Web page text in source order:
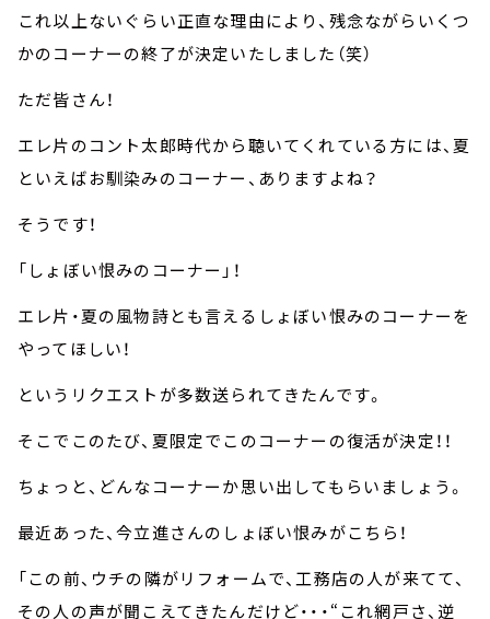
これ以上ないぐらい正直な理由により、残念ながらいくつ
かのコーナーの終了が決定いたしました（笑）
ただ皆さん！
エレ片のコント太郎時代から聴いてくれている方には、夏
といえばお馴染みのコーナー、ありますよね？
そうです！
「しょぼい恨みのコーナー」！
エレ片・夏の風物詩とも言えるしょぼい恨みのコーナーを
やってほしい！
というリクエストが多数送られてきたんです。
そこでこのたび、夏限定でこのコーナーの復活が決定！！
ちょっと、どんなコーナーか思い出してもらいましょう。
最近あった、今立進さんのしょぼい恨みがこちら！
「この前、ウチの隣がリフォームで、工務店の人が来てて、
その人の声が聞こえてきたんだけど・・・“これ網戸さ、逆